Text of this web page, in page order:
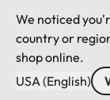
We noticed
country or
shop online.
USA (English)